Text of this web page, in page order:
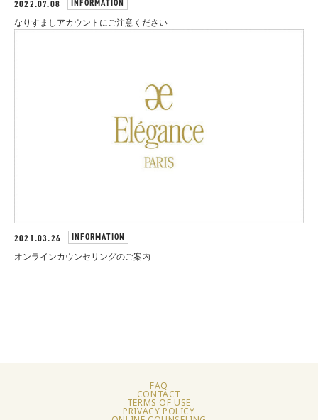
2022.07.08 INFORMATION
なりすましアカウントにご注意ください
2021.03.26 INFORMATION
オンラインカウンセリングのご案内
FAQ
CONTACT
TERMS OF USE
PRIVACY POLICY